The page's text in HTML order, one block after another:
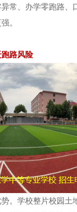
常、办学零跑路
。
路风险
。学校整片校园